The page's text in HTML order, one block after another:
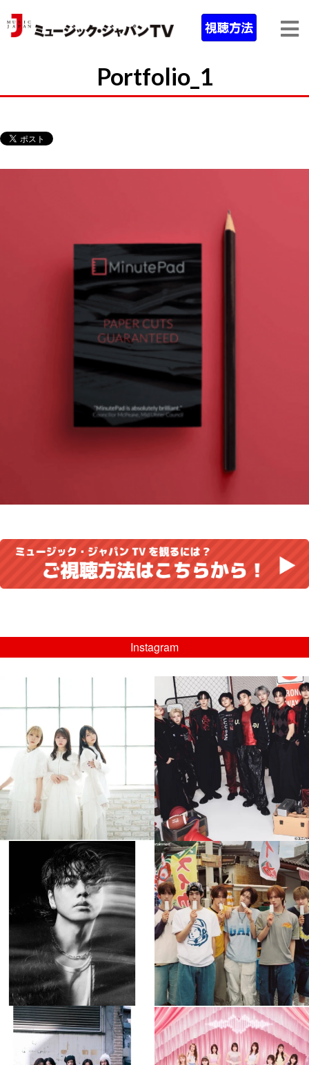
Portfolio_1
Instagram
...
8月 4
4 0
musicjapantv
💡08/05(水)23:00特番放送！
...
8月 4
4 0
musicjapantv
💡8月特番放送決定！
...
8月 4
397 0
musicjapantv
💡8月特番放送決定！
...
8月 4
6 0
musicjapantv
💡8月特番放送決定！
8月 4
musicjapantv
💡8月特番放送決定！
...
8月 4